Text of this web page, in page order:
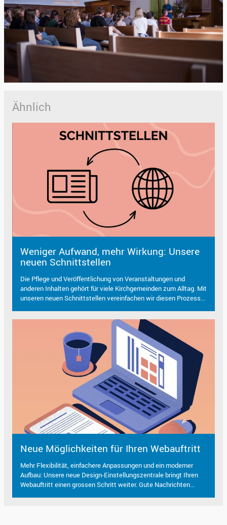
Ähnlich
Weniger Aufwand, mehr Wirkung: Unsere
neuen Schnittstellen
Die Pflege und Veröffentlichung von Veranstaltungen und
anderen Inhalten gehört für viele Kirchgemeinden zum Alltag. Mit
unseren neuen Schnittstellen vereinfachen wir diesen Prozess...
Neue Möglichkeiten für Ihren Webauftritt
Mehr Flexibilität, einfachere Anpassungen und ein moderner
Aufbau: Unsere neue Design-Einstellungszentrale bringt Ihren
Webauftritt einen grossen Schritt weiter. Gute Nachrichten...